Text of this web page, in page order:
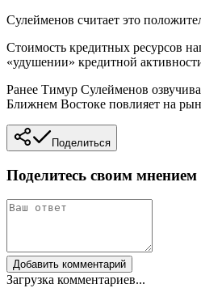
Сулейменов считает это
Стоимость кредитных ресурсов
«удушении» кредитной
Ранее Тимур Сулейменов
Ближнем Востоке повлияет на
Поделиться
Поделитесь своим мнением
Добавить комментарий
Загрузка комментариев...